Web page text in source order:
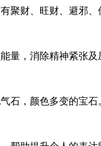
聚财、旺财、避邪
量，消除精神紧张
石，颜色多变的宝